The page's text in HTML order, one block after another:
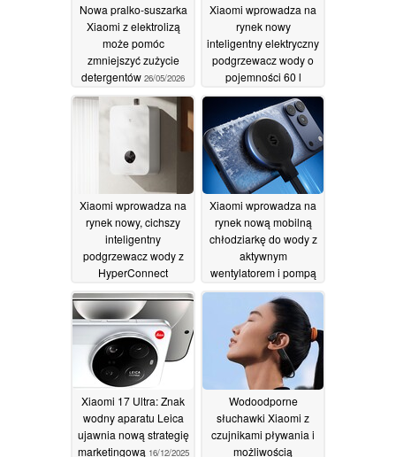
Nowa pralko-suszarka
Xiaomi z elektrolizą
może pomóc
zmniejszyć zużycie
detergentów 26/05/2026
Xiaomi wprowadza na
rynek nowy
inteligentny elektryczny
podgrzewacz wody o
pojemności 60 l
29/04/2026
Xiaomi wprowadza na
rynek nowy, cichszy
inteligentny
podgrzewacz wody z
HyperConnect
Xiaomi wprowadza na
rynek nową mobilną
chłodziarkę do wody z
aktywnym
wentylatorem i pompą
21/03/2026
Xiaomi 17 Ultra: Znak
wodny aparatu Leica
ujawnia nową strategię
marketingową 16/12/2025
Wodoodporne
słuchawki Xiaomi z
czujnikami pływania i
możliwością